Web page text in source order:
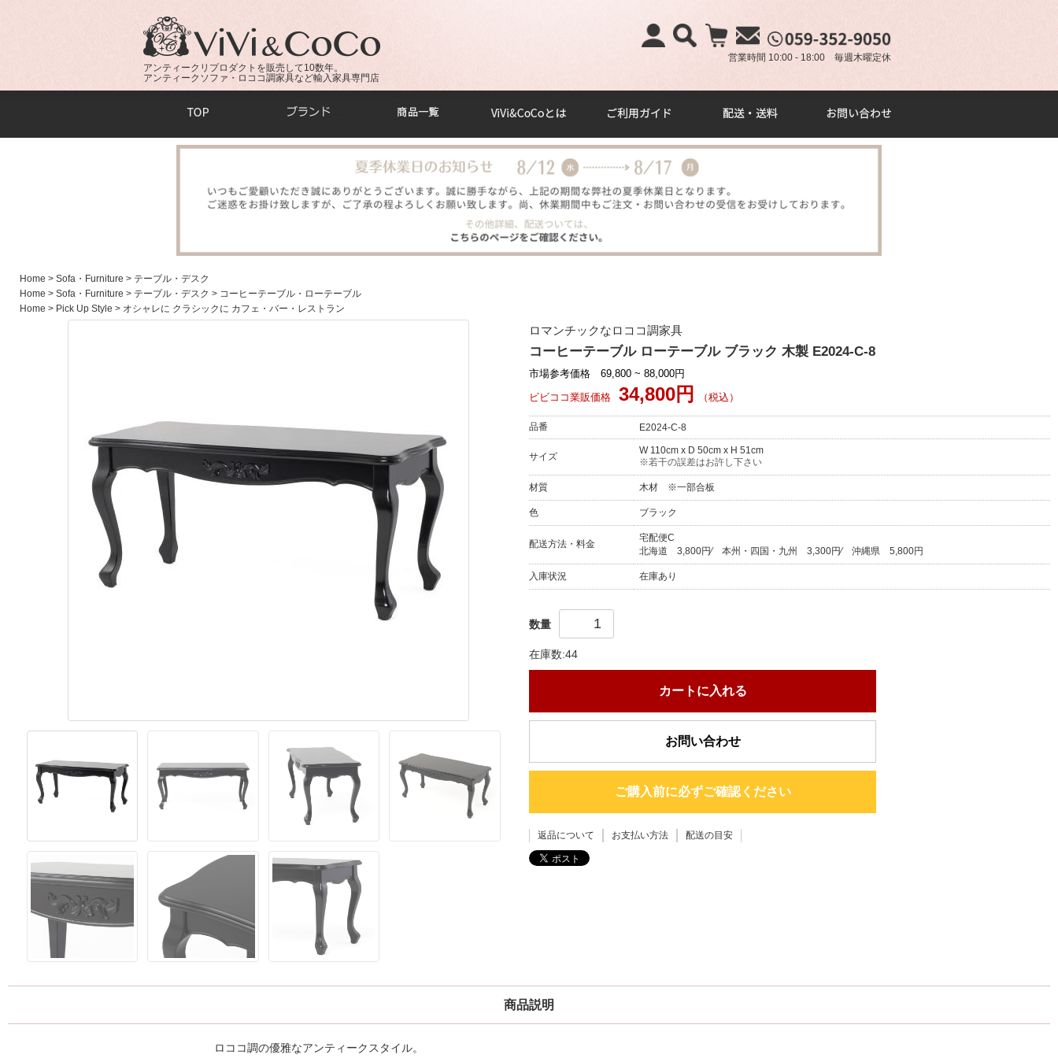
アンティークリプロダクトを販売して10数年。
アンティークソファ・ロココ調家具など輸入家具専門店
営業時間 10:00 - 18:00 毎週木曜定休
Home > Sofa・Furniture > テーブル・デスク
Home > Sofa・Furniture > テーブル・デスク > コーヒーテーブル・ローテーブル
Home > Pick Up Style > オシャレに クラシックに カフェ・バー・レストラン
ロマンチックなロココ調家具
コーヒーテーブル ローテーブル ブラック 木製 E2024-C-8
市場参考価格 69,800 ~ 88,000円
ビビココ業販価格
34,800円 （税込）
品番 E2024-C-8
サイズ
W 110cm x D 50cm x H 51cm
※若干の誤差はお許し下さい
材質 木材 ※一部合板
色 ブラック
配送方法・料金
宅配便C
北海道
3,800円⁄ 本州・四国・九州 3,300円⁄ 沖縄県 5,800円
入庫状況 在庫あり
数量
在庫数:44
カートに入れる
お問い合わせ
ご購入前に必ずご確認ください
返品について お支払い方法 配送の目安
商品説明
ロココ調の優雅なアンティークスタイル。
×